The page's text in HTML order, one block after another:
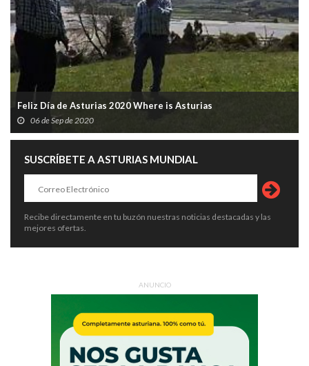
Feliz Día de Asturias 2020 Where is Asturias
06 de Sep de 2020
SUSCRÍBETE A ASTURIAS MUNDIAL
Recibe directamente en tu buzón nuestras noticias destacadas y las
mejores ofertas.
ANUNCIO